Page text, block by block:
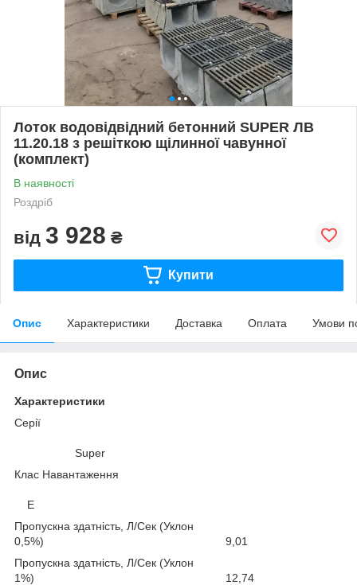
Лоток водовідвідний бетонний SUPER ЛВ
11.20.18 з решіткою щілинної чавунної
(комплект)
В наявності
Роздріб
від 3 928 ₴
Купити
Опис Характеристики Доставка Оплата Умови
Опис
Характеристики
Серії
Super
Клас Навантаження
E
Пропускна здатність, Л/Сек (Уклон
0,5%) 9,01
Пропускна здатність, Л/Сек (Уклон
1%) 12,74